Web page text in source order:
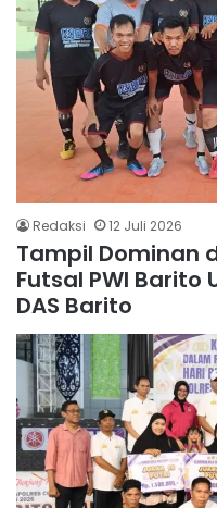
Redaksi 12 Juli 2026
Tampil Dominan
Futsal PWI Barito
DAS Barito